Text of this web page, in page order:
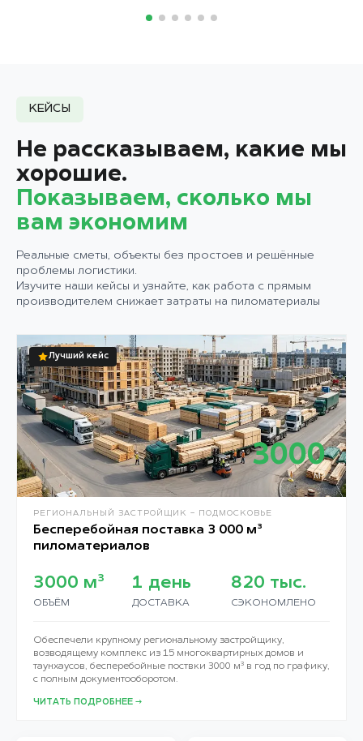
КЕЙСЫ
Не рассказываем, какие мы
хорошие.
Показываем, сколько мы
вам экономим
Реальные сметы, объекты без простоев и решённые
проблемы логистики.
Изучите наши кейсы и узнайте, как работа с прямым
производителем снижает затраты на пиломатериалы
Лучший кейс
3000
М³
РЕГИОНАЛЬНЫЙ ЗАСТРОЙЩИК - ПОДМОСКОВЬЕ
Бесперебойная поставка 3 000 м³
пиломатериалов
3000 м³
ОБЪЁМ
1 день
ДОСТАВКА
820 тыс.
СЭКОНОМЛЕНО
Обеспечели крупному региональному застройщику,
возводящему комплекс из 15 многоквартирных домов и
таунхаусов, бесперебойные поствки 3000 м³ в год по графику,
с полным документооборотом.
ЧИТАТЬ ПОДРОБНЕЕ →